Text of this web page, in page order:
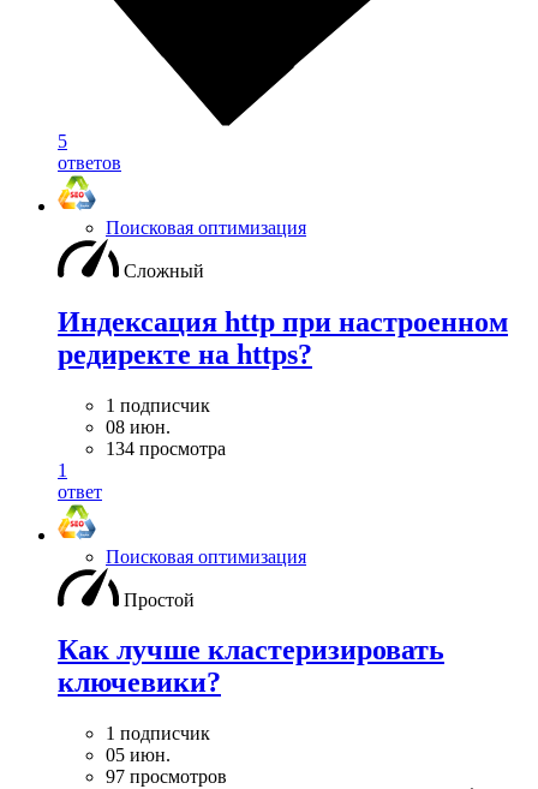
5
ответов
Поисковая оптимизация
Сложный
Индексация http при настроенном
редиректе на https?
1 подписчик
08 июн.
134 просмотра
1
ответ
Поисковая оптимизация
Простой
Как лучше кластеризировать
ключевики?
1 подписчик
05 июн.
97 просмотров